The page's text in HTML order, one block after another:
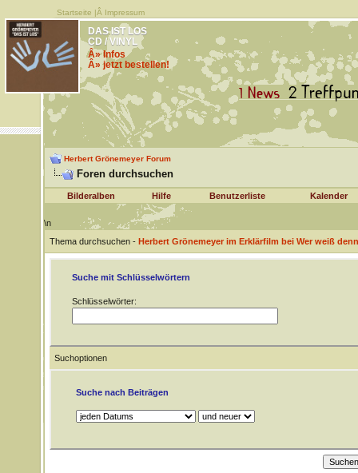
Startseite |Â Impressum
DAS IST LOS
CD / VINYL
Â» Infos
Â» jetzt bestellen!
Herbert Grönemeyer Forum
Foren durchsuchen
Bilderalben Hilfe Benutzerliste Kalender
\n
Thema durchsuchen - Herbert Grönemeyer im Erklärfilm bei Wer weiß
Suche mit Schlüsselwörtern
Schlüsselwörter:
Suchoptionen
Suche nach Beiträgen